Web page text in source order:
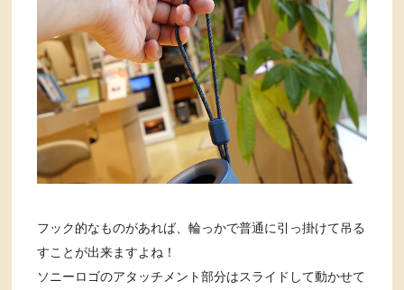
フック的なものがあれば、輪っかで普通に引っ掛けて吊る
すことが出来ますよね！
ソニーロゴのアタッチメント部分はスライドして動かせて